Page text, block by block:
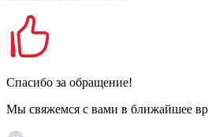
Спасибо за обращение!
Мы свяжемся с вами в ближайшее